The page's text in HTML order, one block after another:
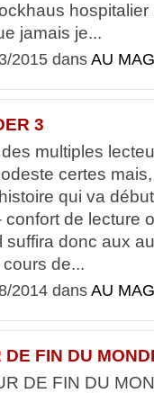
hospitalier
jamais je...
2015 dans AU
3
multiples
certes
qui va
confort de lecture
suffira donc aux
de...
2014 dans AU
DE FIN DU
DE FIN DU